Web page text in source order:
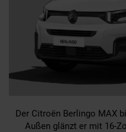
Der Citroën Berlingo MAX
Außen glänzt er mit 16-